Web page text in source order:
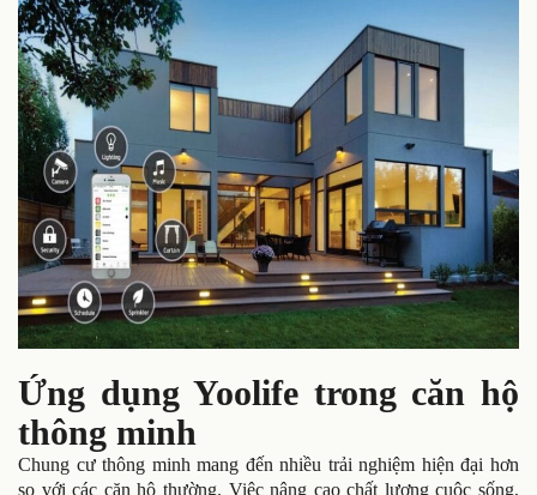
Ứng dụng Yoolife trong căn hộ
thông minh
Chung cư thông minh mang đến nhiều trải nghiệm hiện đại hơn
so với các căn hộ thường. Việc nâng cao chất lượng cuộc sống,